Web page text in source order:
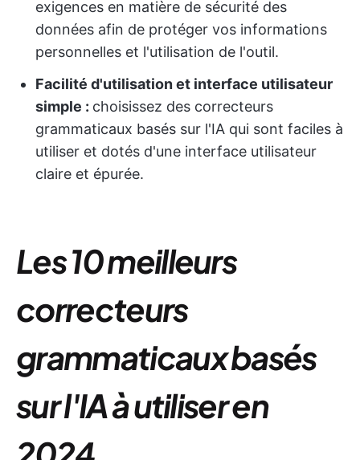
exigences en matière de sécurité des
données afin de protéger vos informations
personnelles et l'utilisation de l'outil.
Facilité d'utilisation et interface utilisateur
simple : choisissez des correcteurs
grammaticaux basés sur l'IA qui sont faciles à
utiliser et dotés d'une interface utilisateur
claire et épurée.
Les 10 meilleurs
correcteurs
grammaticaux basés
sur l'IA à utiliser en